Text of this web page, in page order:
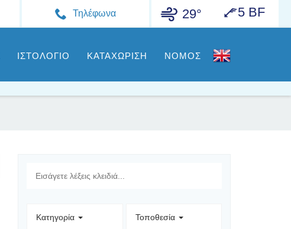
Τηλέφωνα 29° 5 BF
ΙΣΤΟΛΟΓΙΟ ΚΑΤΑΧΩΡΙΣΗ ΝΟΜΟΣ
Κατηγορία Τοποθεσία